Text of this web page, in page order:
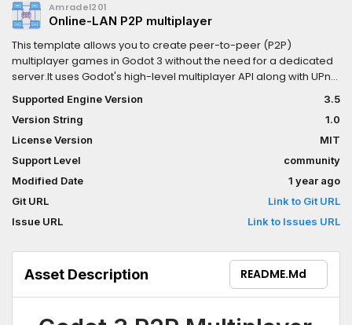
Amradel201
Online-LAN P2P multiplayer
This template allows you to create peer-to-peer (P2P)
multiplayer games in Godot 3 without the need for a dedicated
server.It uses Godot's high-level multiplayer API along with UPnP
(Universal Plug and Play) for automatic port forwarding, making
it easy to connect players over the internet directly.Features
include:- Host/join system using IP- P2P networking with no
server required- UPnP support for port forwarding- Handles
connection, disconnection, and timeouts- Clean and well-
organized code structure- Includes a working demo
projectPerfect for developers who want to build online
multiplayer games with minimal setup.
Supported Engine Version
3.5
Version String
1.0
License Version
MIT
Support Level
community
Modified Date
1 year ago
Git URL
Link to Git URL
Issue URL
Link to Issues URL
Asset Description README.md